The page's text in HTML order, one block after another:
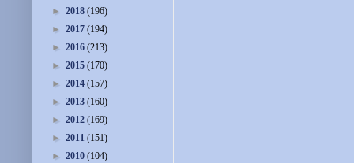
► 2018 (196)
► 2017 (194)
► 2016 (213)
► 2015 (170)
► 2014 (157)
► 2013 (160)
► 2012 (169)
► 2011 (151)
► 2010 (104)